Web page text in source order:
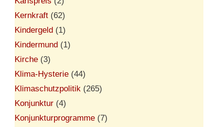
Kernkraft (62)
Kindergeld (1)
Kindermund (1)
Kirche (3)
Klima-Hysterie (44)
Klimaschutzpolitik (265)
Konjunktur (4)
Konjunkturprogramme (7)